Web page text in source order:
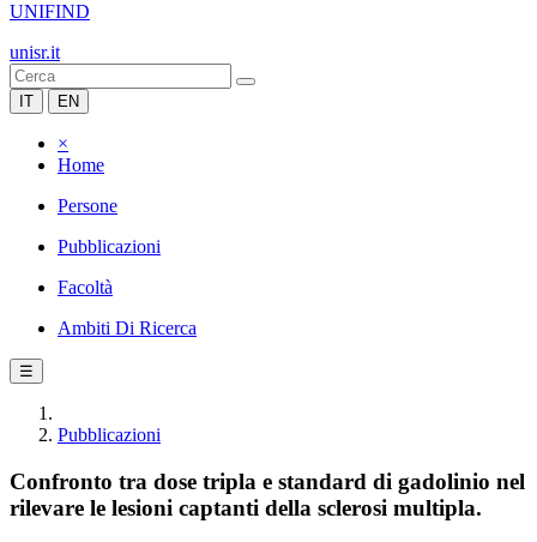
UNIFIND
unisr.it
IT EN
×
Home
Persone
Pubblicazioni
Facoltà
Ambiti Di Ricerca
☰
Pubblicazioni
Confronto tra dose tripla e standard di gadolinio nel
rilevare le lesioni captanti della sclerosi multipla.